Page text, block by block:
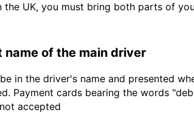
UK, you must bring both parts of
of the main driver
in the driver's name and presented
Payment cards bearing the words
accepted